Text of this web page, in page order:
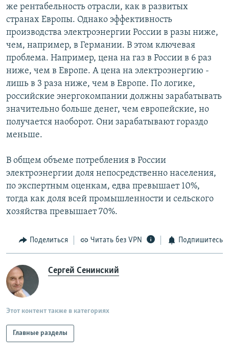
же рентабельность отрасли, как в развитых
странах Европы. Однако эффективность
производства электроэнергии России в разы ниже,
чем, например, в Германии. В этом ключевая
проблема. Например, цена на газ в России в 6 раз
ниже, чем в Европе. А цена на электроэнергию -
лишь в 3 раза ниже, чем в Европе. По логике,
российские энергокомпании должны зарабатывать
значительно больше денег, чем европейские, но
получается наоборот. Они зарабатывают гораздо
меньше.
В общем объеме потребления в России
электроэнергии доля непосредственно населения,
по экспертным оценкам, едва превышает 10%,
тогда как доля всей промышленности и сельского
хозяйства превышает 70%.
Поделиться Читать без VPN Подпишитесь
Сергей Сенинский
Этот контент также в категориях
Главные разделы